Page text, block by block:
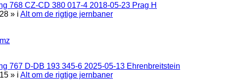
768 CZ-CD 380 017-4 2018-05-23 Prag H
» i Alt om de rigtige jernbaner
767 D-DB 193 345-6 2025-05-13 Ehrenbreitstein
» i Alt om de rigtige jernbaner